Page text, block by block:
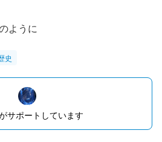
ように
史
サポートしています